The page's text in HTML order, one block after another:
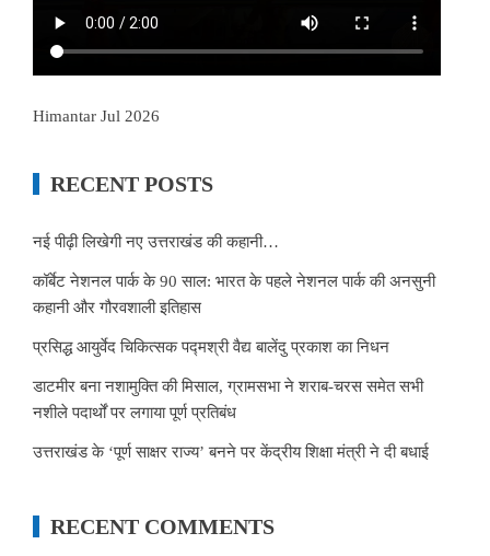
Himantar Jul 2026
RECENT POSTS
नई पीढ़ी लिखेगी नए उत्तराखंड की कहानी…
कॉर्बेट नेशनल पार्क के 90 साल: भारत के पहले नेशनल पार्क की अनसुनी
कहानी और गौरवशाली इतिहास
प्रसिद्ध आयुर्वेद चिकित्सक पद्मश्री वैद्य बालेंदु प्रकाश का निधन
डाटमीर बना नशामुक्ति की मिसाल, ग्रामसभा ने शराब-चरस समेत सभी
नशीले पदार्थों पर लगाया पूर्ण प्रतिबंध
उत्तराखंड के ‘पूर्ण साक्षर राज्य’ बनने पर केंद्रीय शिक्षा मंत्री ने दी बधाई
RECENT COMMENTS